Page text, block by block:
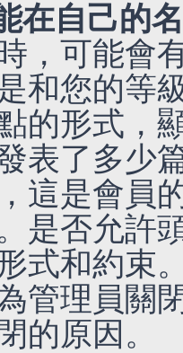
在自己的
，可能會
和您的等
的形式，
表了多少
這是會員
是否允許
式和約束
管理員關
的原因。